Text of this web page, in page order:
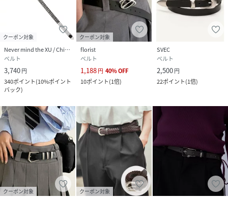
クーポン対象
Never mind the XU / Chikashitsu+
ベルト
3,740円
340ポイント(10%ポイント
バック)
クーポン対象
florist
ベルト
1,188円 40%OFF
10ポイント(1倍)
SVEC
ベルト
2,500円
22ポイント(1倍)
クーポン対象 クーポン対象